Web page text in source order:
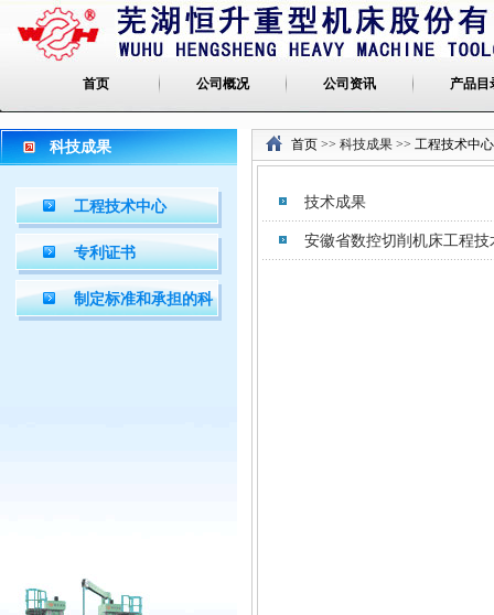
首页 公司概况 公司资讯 产品目
科技成果
工程技术中心
专利证书
制定标准和承担的科
首页 >> 科技成果 >> 工程技术中心
技术成果
安徽省数控切削机床工程技